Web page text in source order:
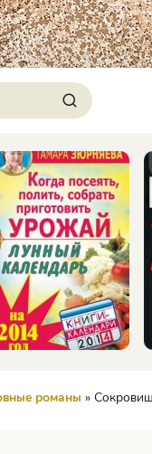
романы » Сокровище Анны - Елена